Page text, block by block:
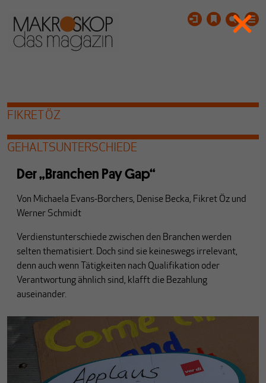
FIKRET ÖZ
GEHALTSUNTERSCHIEDE
Der „Branchen Pay Gap“
Von Michaela Evans-Borchers, Denise Becka, Fikret Öz und
Werner Schmidt
Verdienstunterschiede zwischen den Branchen werden
selten thematisiert. Doch sind sie keineswegs irrelevant,
denn auch wenn Tätigkeiten nach Qualifikation oder
Verantwortung ähnlich sind, klafft die Bezahlung
auseinander.